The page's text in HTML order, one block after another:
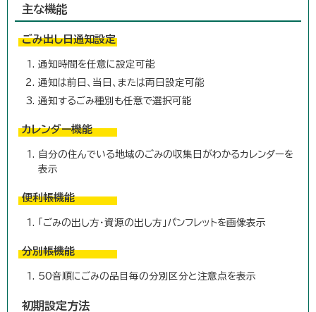
主な機能
ごみ出し日通知設定
通知時間を任意に設定可能
通知は前日、当日、または両日設定可能
通知するごみ種別も任意で選択可能
カレンダー機能
自分の住んでいる地域のごみの収集日がわかるカレンダーを
表示
便利帳機能
「ごみの出し方・資源の出し方」パンフレットを画像表示
分別帳機能
50音順にごみの品目毎の分別区分と注意点を表示
初期設定方法